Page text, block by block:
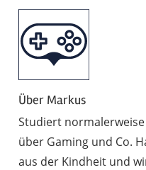
Über Markus
Studiert
über Gaming und Co.
aus der Kindheit und